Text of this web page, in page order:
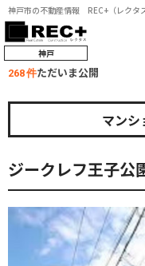
神戸市の不動産情報 REC+（レクタ
神戸
268 件ただいま公開
ジークレフ王子公
マンシ